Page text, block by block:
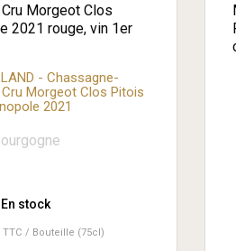
- Chassagne-
Morgeot Clos Pitois
2021
En stock
TTC Bouteille (75cl)